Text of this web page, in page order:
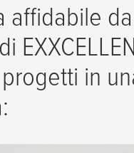
affidabile da
in